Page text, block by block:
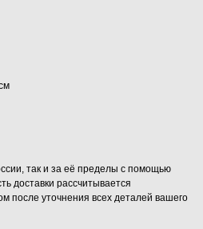
так и за её пределы с помощью
доставки рассчитывается
после уточнения всех деталей вашего